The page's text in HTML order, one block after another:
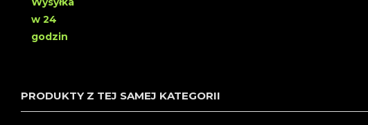
w 24
godzin
PRODUKTY Z TEJ SAMEJ KATEGORII